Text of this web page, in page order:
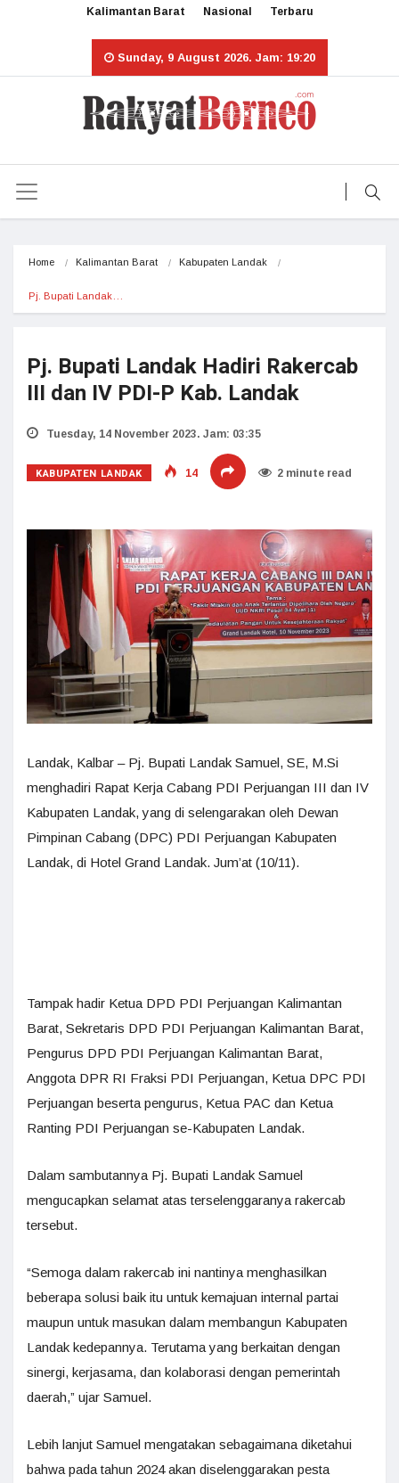
Kalimantan Barat Nasional Terbaru
Sunday, 9 August 2026. Jam: 19:20
Home Kalimantan Barat Kabupaten Landak
Pj. Bupati Landak…
Pj. Bupati Landak Hadiri Rakercab
III dan IV PDI-P Kab. Landak
Tuesday, 14 November 2023. Jam: 03:35
KABUPATEN LANDAK 14 2 minute read
Landak, Kalbar – Pj. Bupati Landak Samuel, SE, M.Si
menghadiri Rapat Kerja Cabang PDI Perjuangan III dan IV
Kabupaten Landak, yang di selengarakan oleh Dewan
Pimpinan Cabang (DPC) PDI Perjuangan Kabupaten
Landak, di Hotel Grand Landak. Jum’at (10/11).
Tampak hadir Ketua DPD PDI Perjuangan Kalimantan
Barat, Sekretaris DPD PDI Perjuangan Kalimantan Barat,
Pengurus DPD PDI Perjuangan Kalimantan Barat,
Anggota DPR RI Fraksi PDI Perjuangan, Ketua DPC PDI
Perjuangan beserta pengurus, Ketua PAC dan Ketua
Ranting PDI Perjuangan se-Kabupaten Landak.
Dalam sambutannya Pj. Bupati Landak Samuel
mengucapkan selamat atas terselenggaranya rakercab
tersebut.
“Semoga dalam rakercab ini nantinya menghasilkan
beberapa solusi baik itu untuk kemajuan internal partai
maupun untuk masukan dalam membangun Kabupaten
Landak kedepannya. Terutama yang berkaitan dengan
sinergi, kerjasama, dan kolaborasi dengan pemerintah
daerah,” ujar Samuel.
Lebih lanjut Samuel mengatakan sebagaimana diketahui
bahwa pada tahun 2024 akan diselenggarakan pesta